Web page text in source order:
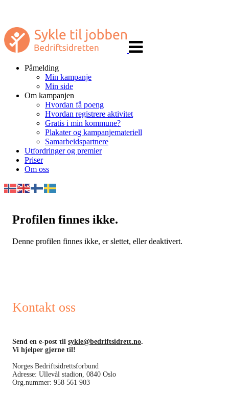
navigasjon
Påmelding
Min kampanje
Min side
Om kampanjen
Hvordan få poeng
Hvordan registrere aktivitet
Gratis i min kommune?
Plakater og kampanjemateriell
Samarbeidspartnere
Utfordringer og premier
Priser
Om oss
Profilen finnes ikke.
Denne profilen finnes ikke, er slettet, eller deaktivert.
Kontakt oss
Send en e-post til sykle@bedriftsidrett.no.
Vi hjelper gjerne til!
Norges Bedriftsidrettsforbund
Adresse: Ullevål stadion, 0840 Oslo
Org.nummer: 958 561 903